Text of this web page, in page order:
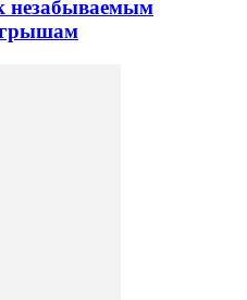
незабываемым